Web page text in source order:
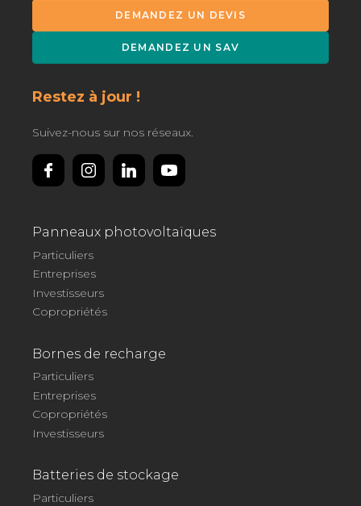
DEMANDEZ UN DEVIS
DEMANDEZ UN SAV
Panneaux photovoltaïques
Particuliers
Entreprises
Investisseurs
Copropriétés
Bornes de recharge
Particuliers
Entreprises
Copropriétés
Investisseurs
Batteries de stockage
Particuliers
Restez à jour !
Suivez-nous sur nos réseaux.